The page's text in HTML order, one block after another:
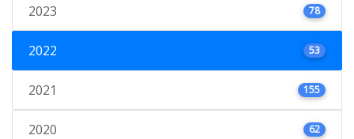
2023 78
2022 53
2021 155
2020 62